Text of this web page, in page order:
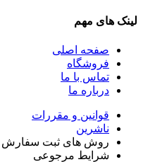
لینک های مهم
صفحه اصلی
فروشگاه
تماس با ما
درباره ما
قوانین و مقررات
ناشرین
روش های ثبت سفارش
شرایط مرجوعی